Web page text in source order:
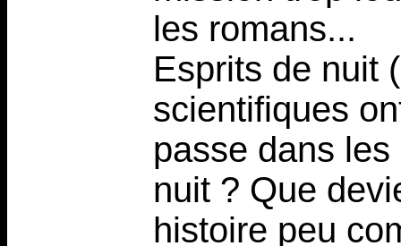
les romans...
Esprits de nuit
scientifiques
passe dans les
nuit ? Que
histoire peu